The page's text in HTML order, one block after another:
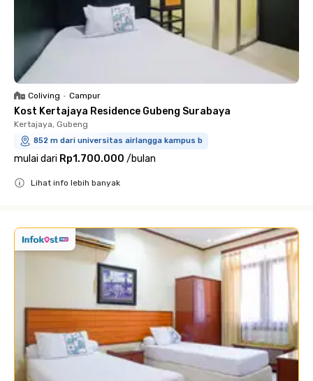
Coliving • Campur
Kost Kertajaya Residence Gubeng Surabaya
Kertajaya, Gubeng
852 m dari universitas airlangga kampus b
mulai dari Rp1.700.000 /bulan
Lihat info lebih banyak